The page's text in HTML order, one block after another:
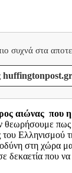
συχνά στα
αιώνας που η
θεωρήσουμε πως
Ελληνισμού
στη χώρα
δεκαετία που